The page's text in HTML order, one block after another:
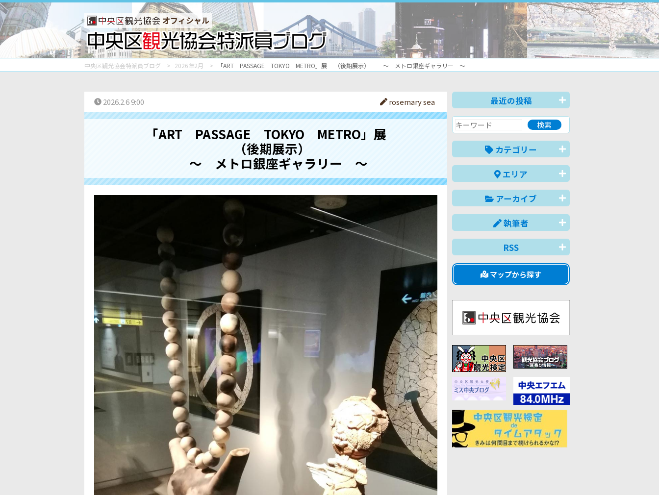
オフィシャル
中央区観光協会特派員ブログ 2026年2月 「ART PASSAGE TOKYO METRO」展 （後期展示） ～ メトロ銀座ギャラリー ～
2026.2.6 9:00 rosemary sea
「ART PASSAGE TOKYO METRO」展
（後期展示）
～ メトロ銀座ギャラリー ～
最近の投稿
カテゴリー
エリア
アーカイブ
執筆者
RSS
マップから探す